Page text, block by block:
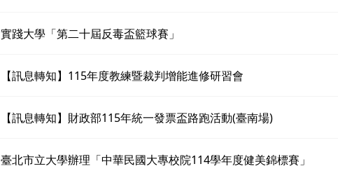
實踐大學「第二十屆反毒盃籃球賽」
【訊息轉知】115年度教練暨裁判增能進修研習會
【訊息轉知】財政部115年統一發票盃路跑活動(臺南場)
臺北市立大學辦理「中華民國大專校院114學年度健美錦標賽」